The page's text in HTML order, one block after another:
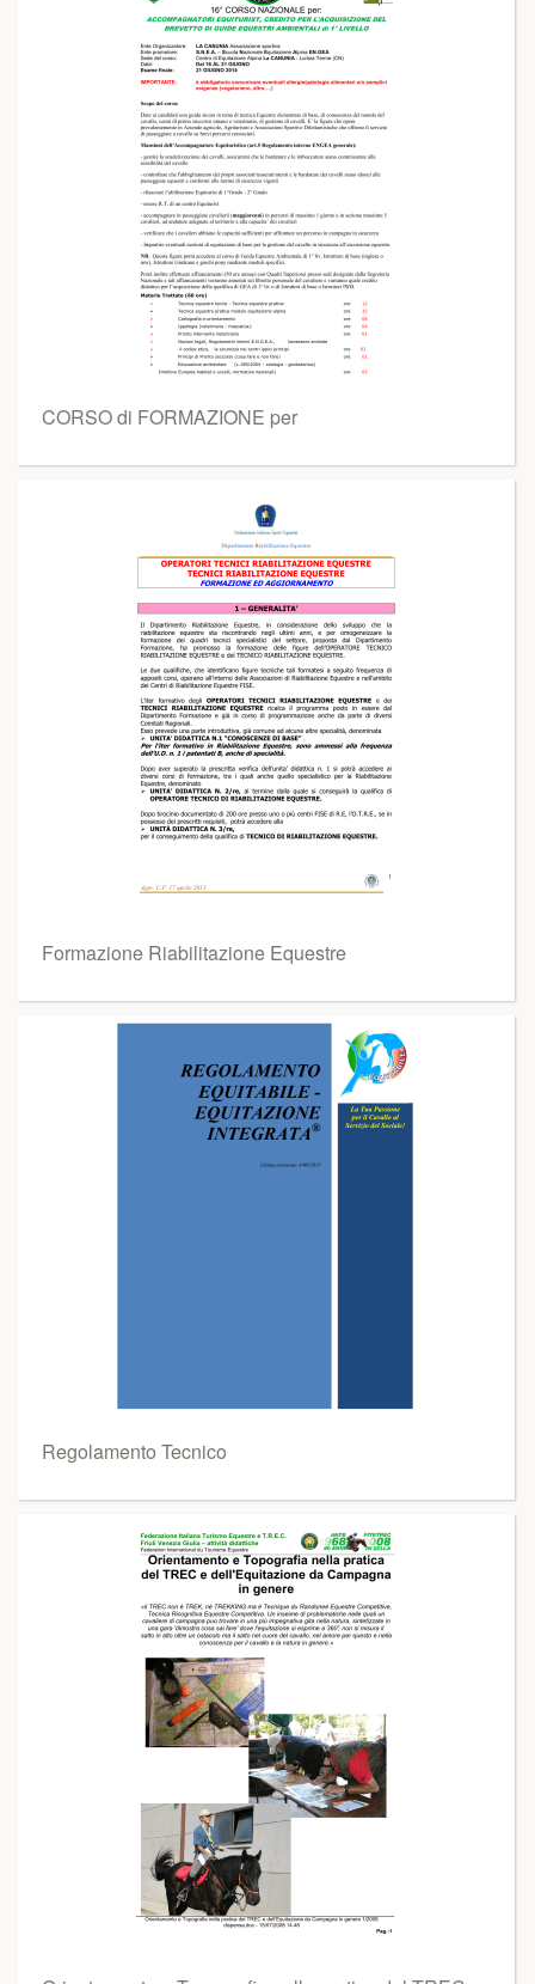
CORSO di FORMAZIONE per
Formazione Riabilitazione Equestre
Regolamento Tecnico